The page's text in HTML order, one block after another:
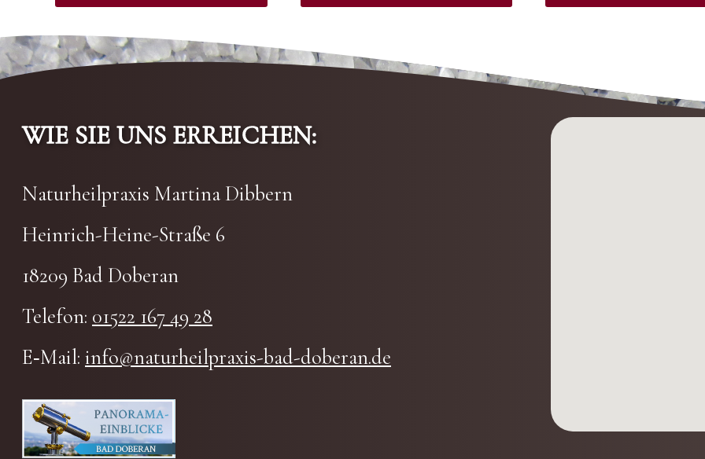
WIE SIE UNS ERREI­CHEN:
Natur­heil­pra­xis Mar­ti­na Dib­bern
Hein­rich-Hei­ne-Stra­ße 6
18209 Bad Doberan
Tele­fon: 01522 167 49 28
E‑Mail: info@naturheilpraxis-bad-doberan.de